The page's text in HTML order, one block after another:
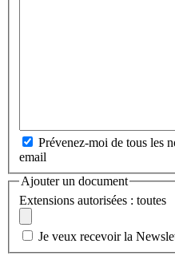
Prévenez-moi de tous les
email
Ajouter un document
Extensions autorisées : toutes
Je veux recevoir la